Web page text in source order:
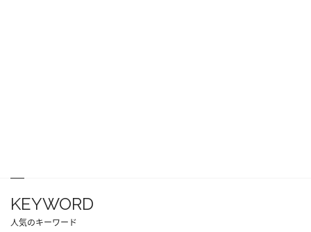
KEYWORD
人気のキーワード